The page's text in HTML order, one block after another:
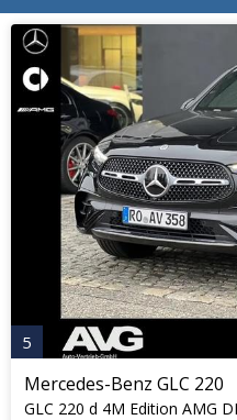
5
Mercedes-Benz GLC 220